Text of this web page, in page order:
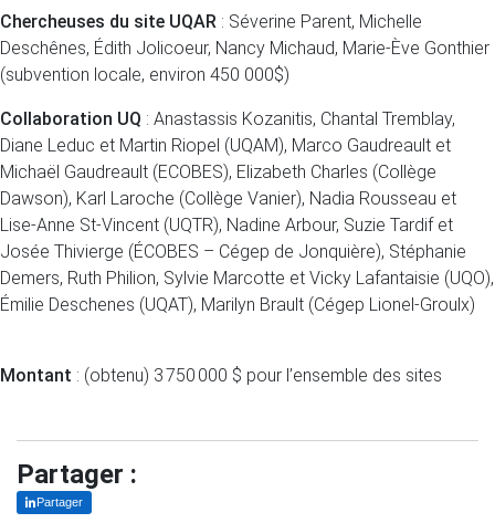
Chercheuses du site UQAR : Séverine Parent, Michelle
Deschênes, Édith Jolicoeur, Nancy Michaud, Marie-Ève Gonthier
(subvention locale, environ 450 000$)
Collaboration UQ : Anastassis Kozanitis, Chantal Tremblay,
Diane Leduc et Martin Riopel (UQAM), Marco Gaudreault et
Michaël Gaudreault (ECOBES), Elizabeth Charles (Collège
Dawson), Karl Laroche (Collège Vanier), Nadia Rousseau et
Lise-Anne St-Vincent (UQTR), Nadine Arbour, Suzie Tardif et
Josée Thivierge (ÉCOBES – Cégep de Jonquière), Stéphanie
Demers, Ruth Philion, Sylvie Marcotte et Vicky Lafantaisie (UQO),
Émilie Deschenes (UQAT), Marilyn Brault (Cégep Lionel-Groulx)
Montant : (obtenu) 3 750 000 $ pour l’ensemble des sites
Partager :
Partager